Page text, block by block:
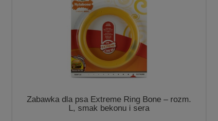
Zabawka dla psa Extreme Ring Bone – rozm.
L, smak bekonu i sera